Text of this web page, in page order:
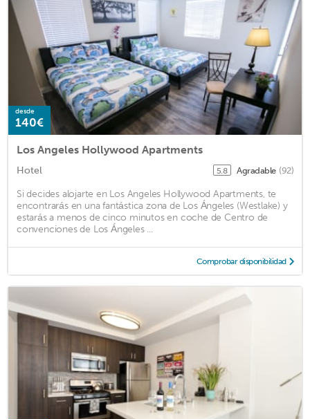
desde
140€
Los Angeles Hollywood Apartments
Hotel 5.8 Agradable (92)
Si decides alojarte en Los Angeles Hollywood Apartments, te
encontrarás en una fantástica zona de Los Ángeles (Westlake) y
estarás a menos de cinco minutos en coche de Centro de
convenciones de Los Ángeles ...
Comprobar disponibilidad